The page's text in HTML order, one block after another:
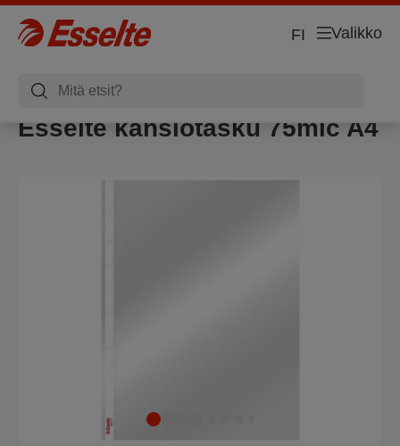
Valikko
FI
Esselte kansiotasku 75mic A4